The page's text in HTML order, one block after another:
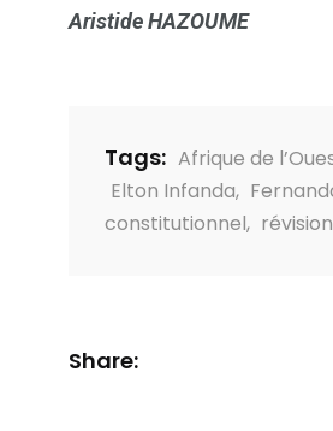
Aristide HAZOUME
Tags: Afrique de
Elton Infanda,
constitutionnel,
Share: